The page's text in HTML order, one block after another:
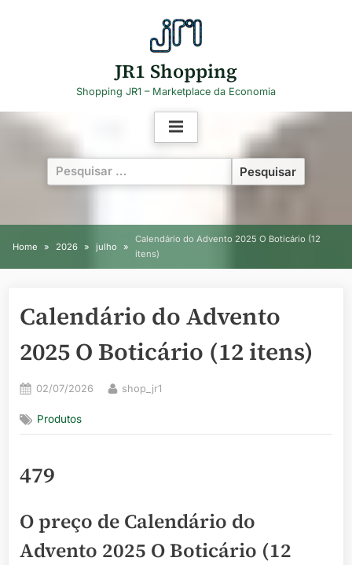
JR1 Shopping
Shopping JR1 – Marketplace da Economia
Pesquisar
por:
Home 2026 julho
Calendário do Advento 2025 O Boticário (12
itens)
Calendário do Advento
2025 O Boticário (12 itens)
Posted
02/07/2026 By
shop_jr1
Produtos
479
O preço de Calendário do
Advento 2025 O Boticário (12